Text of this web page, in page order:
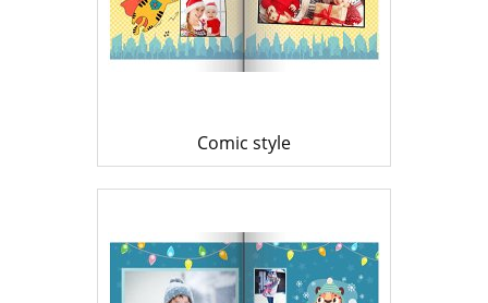
Comic style